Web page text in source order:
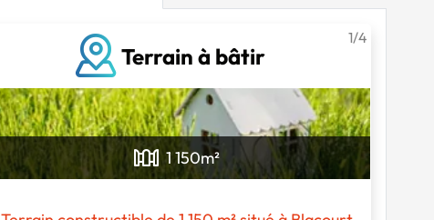
Terrain à bâtir
1/4
1 150m²